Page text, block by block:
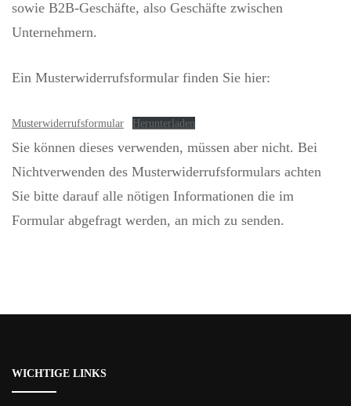
sowie B2B-Geschäfte, also Geschäfte zwischen
Unternehmern.
Ein Musterwiderrufsformular finden Sie hier:
Musterwiderrufsformular Herunterladen
Sie können dieses verwenden, müssen aber nicht. Bei
Nichtverwenden des Musterwiderrufsformulars achten
Sie bitte darauf alle nötigen Informationen die im
Formular abgefragt werden, an mich zu senden.
WICHTIGE LINKS